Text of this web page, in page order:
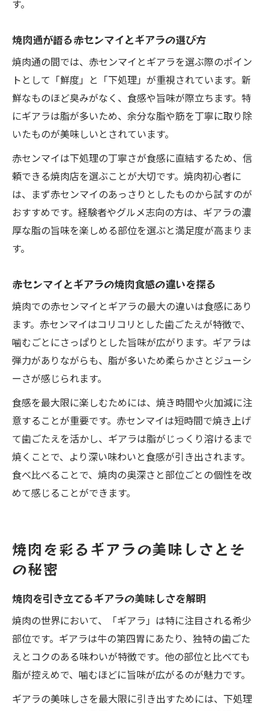
す。
焼肉通が語る赤センマイとギアラの選び方
焼肉通の間では、赤センマイとギアラを選ぶ際のポイン
トとして「鮮度」と「下処理」が重視されています。新
鮮なものほど臭みがなく、食感や旨味が際立ちます。特
にギアラは脂が多いため、余分な脂や筋を丁寧に取り除
いたものが美味しいとされています。
赤センマイは下処理の丁寧さが食感に直結するため、信
頼できる焼肉店を選ぶことが大切です。焼肉初心者に
は、まず赤センマイのあっさりとしたものから試すのが
おすすめです。経験者やグルメ志向の方は、ギアラの濃
厚な脂の旨味を楽しめる部位を選ぶと満足度が高まりま
す。
赤センマイとギアラの焼肉食感の違いを探る
焼肉での赤センマイとギアラの最大の違いは食感にあり
ます。赤センマイはコリコリとした歯ごたえが特徴で、
噛むごとにさっぱりとした旨味が広がります。ギアラは
弾力がありながらも、脂が多いため柔らかさとジューシ
ーさが感じられます。
食感を最大限に楽しむためには、焼き時間や火加減に注
意することが重要です。赤センマイは短時間で焼き上げ
て歯ごたえを活かし、ギアラは脂がじっくり溶けるまで
焼くことで、より深い味わいと食感が引き出されます。
食べ比べることで、焼肉の奥深さと部位ごとの個性を改
めて感じることができます。
焼肉を彩るギアラの美味しさとそ
の秘密
焼肉を引き立てるギアラの美味しさを解明
焼肉の世界において、「ギアラ」は特に注目される希少
部位です。ギアラは牛の第四胃にあたり、独特の歯ごた
えとコクのある味わいが特徴です。他の部位と比べても
脂が控えめで、噛むほどに旨味が広がるのが魅力です。
ギアラの美味しさを最大限に引き出すためには、下処理